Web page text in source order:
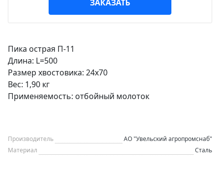
ЗАКАЗАТЬ
Пика острая П-11
Длина: L=500
Размер хвостовика: 24х70
Вес: 1,90 кг
Применяемость: отбойный молоток
Производитель
АО "Увельский агропромснаб"
Материал
Сталь